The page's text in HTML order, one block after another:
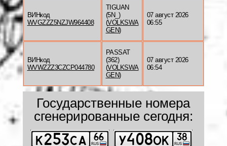
ВИНкод
WVGZZZ5NZJW964408
TIGUAN
(5N_)
(VOLKSWA
GEN)
07 август 2026
06:55
ВИНкод
WVWZZZ3CZCP044780
PASSAT
(362)
(VOLKSWA
GEN)
07 август 2026
06:54
Государственные номера
сгенерированные сегодня: